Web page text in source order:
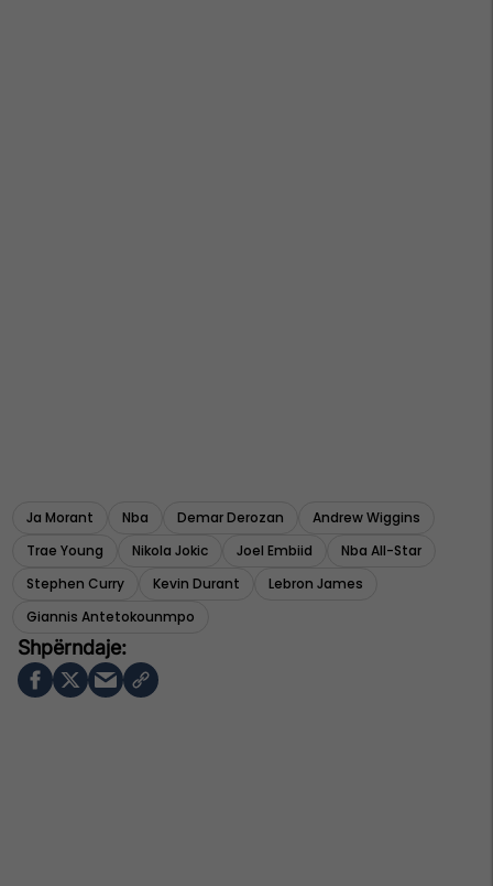
Ja Morant Nba Demar Derozan
Andrew Wiggins
Trae Young
Nikola Jokic Joel Embiid
Nba All-Star
Stephen Curry
Kevin Durant
Lebron James
Giannis Antetokounmpo